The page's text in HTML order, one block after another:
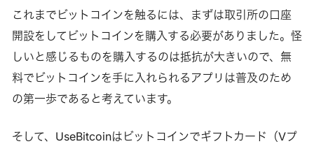
これまでビットコインを触るには、まずは取引所の口座
開設をしてビットコインを購入する必要がありました。怪
しいと感じるものを購入するのは抵抗が大きいので、無
料でビットコインを手に入れられるアプリは普及のため
の第一歩であると考えています。
そして、UseBitcoinはビットコインでギフトカード（Vプ